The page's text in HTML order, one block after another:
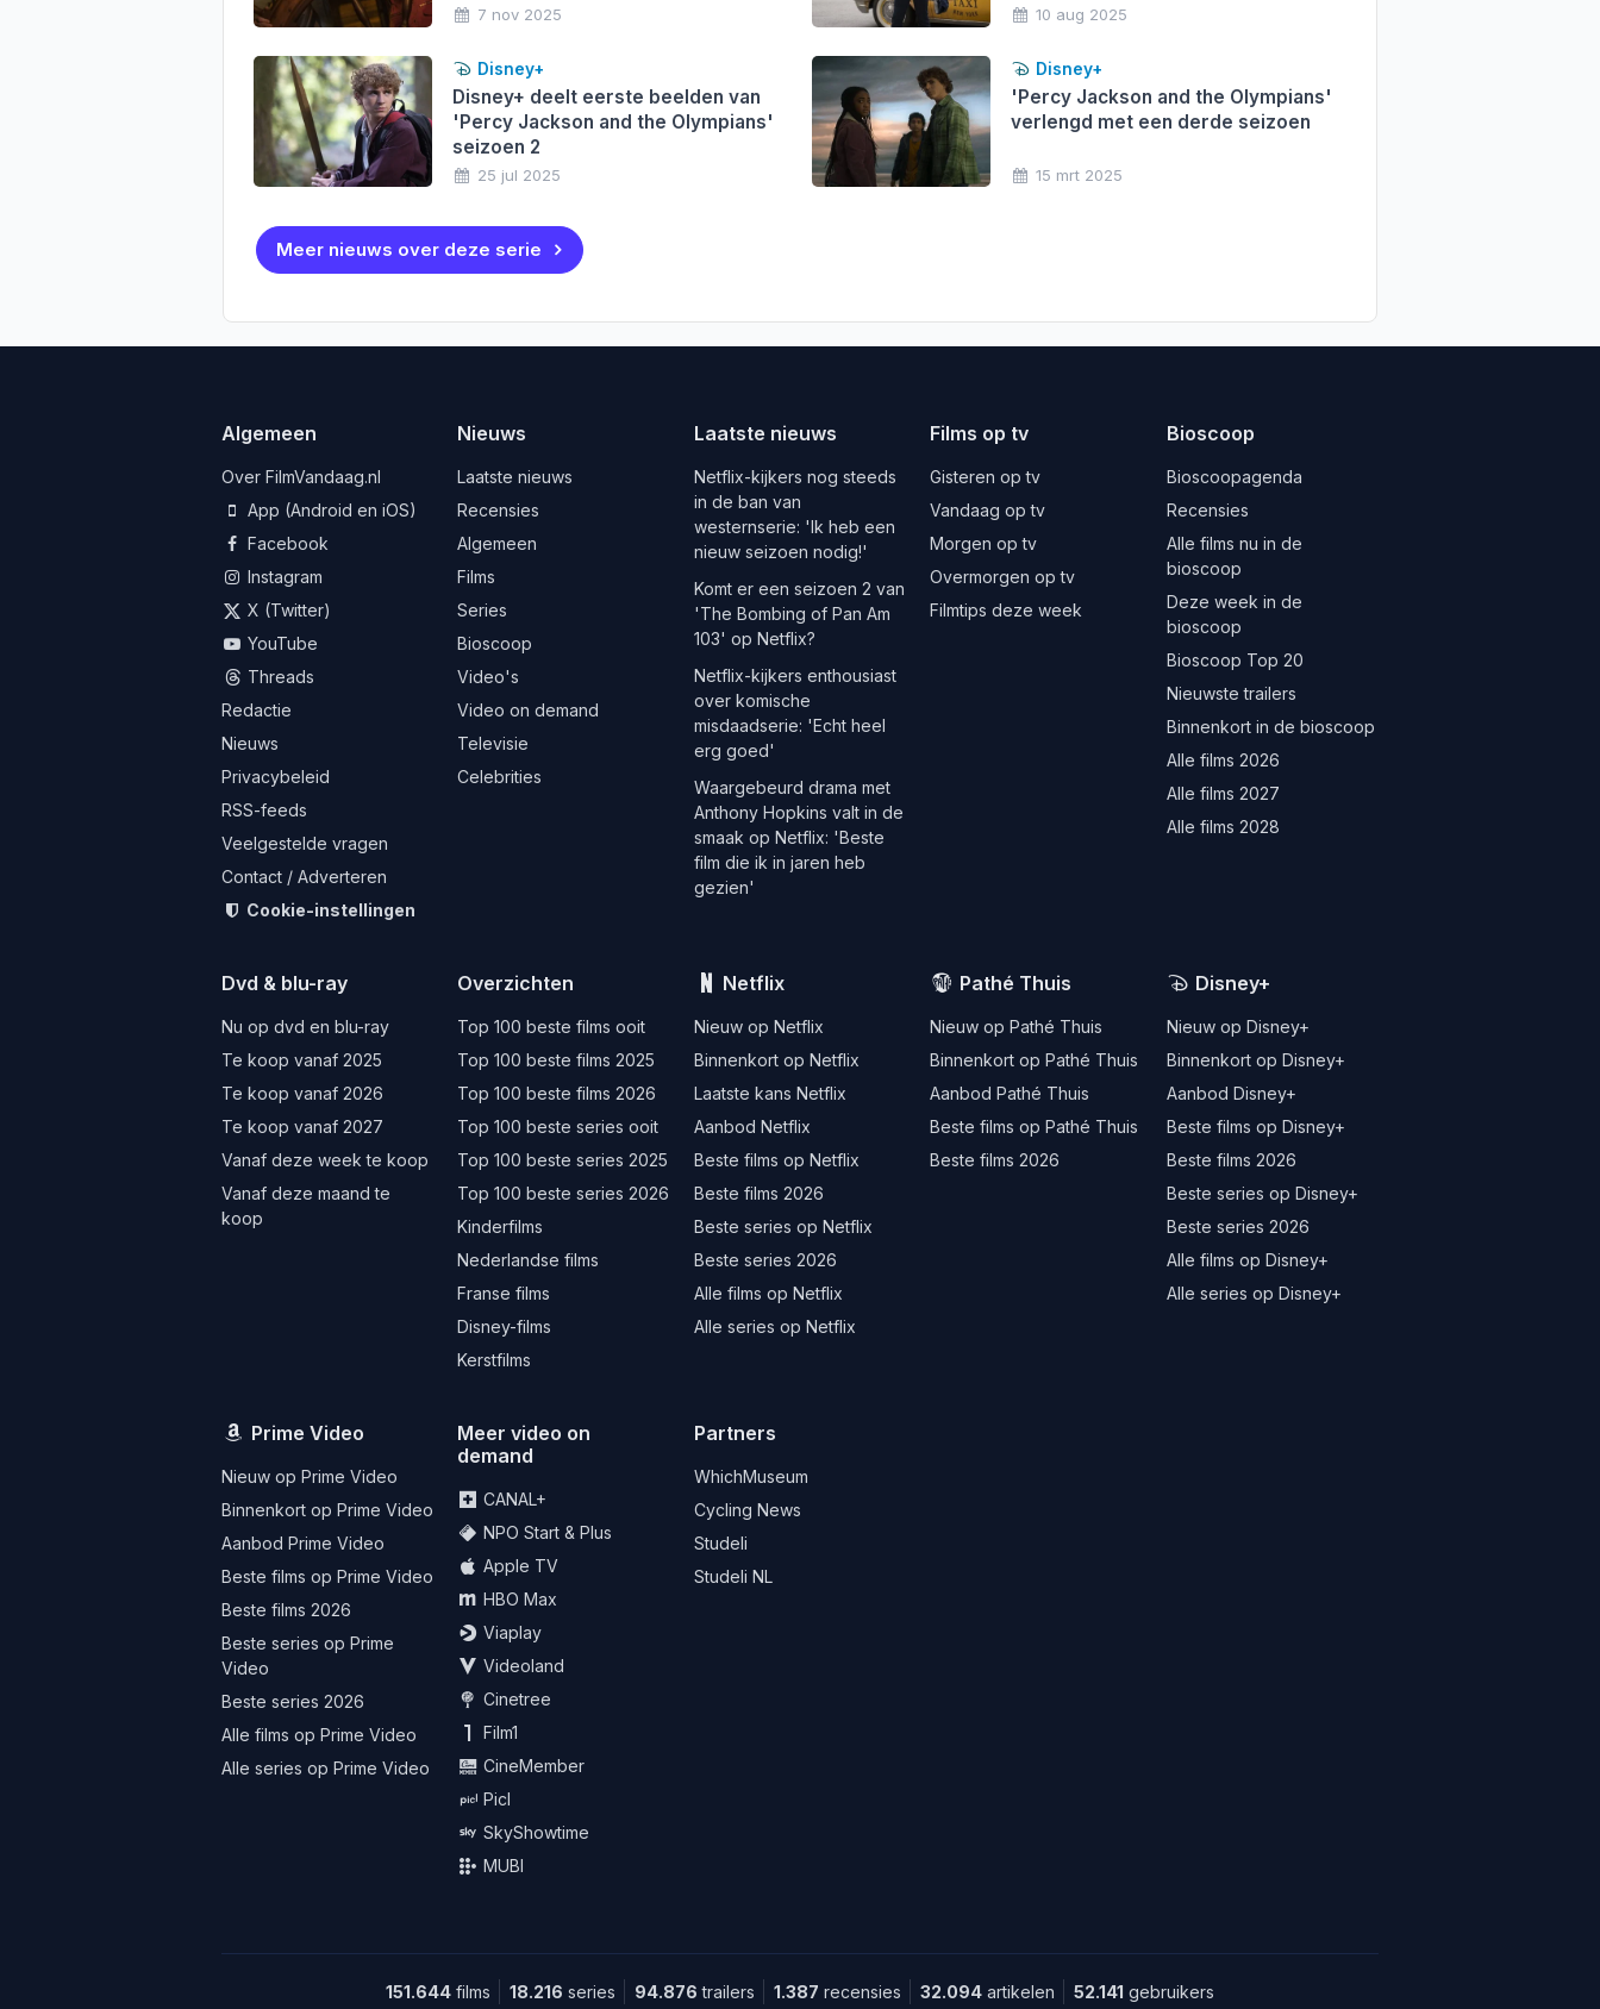
7 nov 2025 10 aug 2025
Disney+
Disney+ deelt eerste beelden van
'Percy Jackson and the Olympians'
seizoen 2
25 jul 2025
Disney+
'Percy Jackson and the Olympians'
verlengd met een derde seizoen
15 mrt 2025
Meer nieuws over deze serie
Algemeen
Over FilmVandaag.nl
App (Android en iOS)
Facebook
Instagram
X (Twitter)
YouTube
Threads
Redactie
Nieuws
Privacybeleid
RSS-feeds
Veelgestelde vragen
Contact / Adverteren
Cookie-instellingen
Nieuws
Laatste nieuws
Recensies
Algemeen
Films
Series
Bioscoop
Video's
Video on demand
Televisie
Celebrities
Laatste nieuws
Netflix-kijkers nog steeds
in de ban van
westernserie: 'Ik heb een
nieuw seizoen nodig!'
Komt er een seizoen 2 van
'The Bombing of Pan Am
103' op Netflix?
Netflix-kijkers enthousiast
over komische
misdaadserie: 'Echt heel
erg goed'
Waargebeurd drama met
Anthony Hopkins valt in de
smaak op Netflix: 'Beste
film die ik in jaren heb
gezien'
Films op tv
Gisteren op tv
Vandaag op tv
Morgen op tv
Overmorgen op tv
Filmtips deze week
Bioscoop
Bioscoopagenda
Recensies
Alle films nu in de
bioscoop
Deze week in de
bioscoop
Bioscoop Top 20
Nieuwste trailers
Binnenkort in de bioscoop
Alle films 2026
Alle films 2027
Alle films 2028
Dvd & blu-ray
Nu op dvd en blu-ray
Te koop vanaf 2025
Te koop vanaf 2026
Te koop vanaf 2027
Vanaf deze week te koop
Vanaf deze maand te
koop
Overzichten
Top 100 beste films ooit
Top 100 beste films 2025
Top 100 beste films 2026
Top 100 beste series ooit
Top 100 beste series 2025
Top 100 beste series 2026
Kinderfilms
Nederlandse films
Franse films
Disney-films
Kerstfilms
Netflix
Nieuw op Netflix
Binnenkort op Netflix
Laatste kans Netflix
Aanbod Netflix
Beste films op Netflix
Beste films 2026
Beste series op Netflix
Beste series 2026
Alle films op Netflix
Alle series op Netflix
Pathé Thuis
Nieuw op Pathé Thuis
Binnenkort op Pathé Thuis
Aanbod Pathé Thuis
Beste films op Pathé Thuis
Beste films 2026
Disney+
Nieuw op Disney+
Binnenkort op Disney+
Aanbod Disney+
Beste films op Disney+
Beste films 2026
Beste series op Disney+
Beste series 2026
Alle films op Disney+
Alle series op Disney+
Prime Video
Nieuw op Prime Video
Binnenkort op Prime Video
Aanbod Prime Video
Beste films op Prime Video
Beste films 2026
Beste series op Prime
Video
Beste series 2026
Alle films op Prime Video
Alle series op Prime Video
Meer video on
demand
CANAL+
NPO Start & Plus
Apple TV
HBO Max
Viaplay
Videoland
Cinetree
Film1
CineMember
Picl
SkyShowtime
MUBI
Partners
WhichMuseum
Cycling News
Studeli
Studeli NL
151.644 films 18.216 series 94.876 trailers 1.387 recensies 32.094 artikelen 52.141 gebruikers